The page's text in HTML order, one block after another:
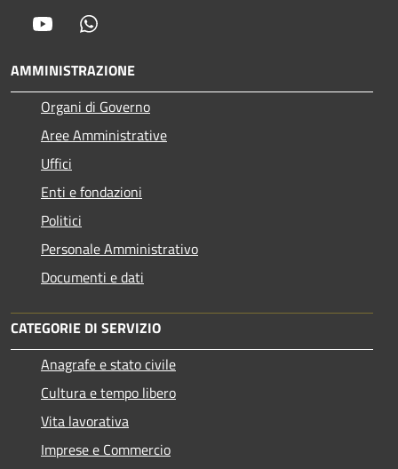
Youtube
AMMINISTRAZIONE
Organi di Governo
Aree Amministrative
Uffici
Enti e fondazioni
Politici
Personale Amministrativo
Documenti e dati
CATEGORIE DI SERVIZIO
Anagrafe e stato civile
Cultura e tempo libero
Vita lavorativa
Imprese e Commercio